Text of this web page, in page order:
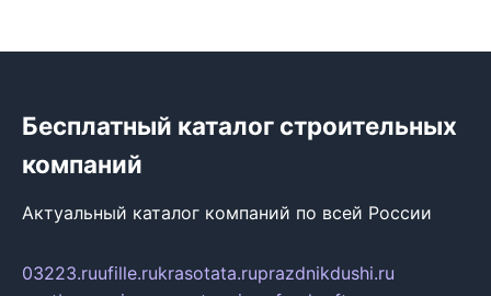
Бесплатный каталог строительных
компаний
Актуальный каталог компаний по всей России
03223.ruufille.rukrasotata.ruprazdnikdushi.ru